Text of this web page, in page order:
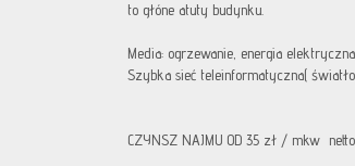
to głóne atuty budynku.
Media: ogrzewanie, energia
Szybka sieć teleinformatyczna(
CZYNSZ NAJMU OD 35 zł / mkw